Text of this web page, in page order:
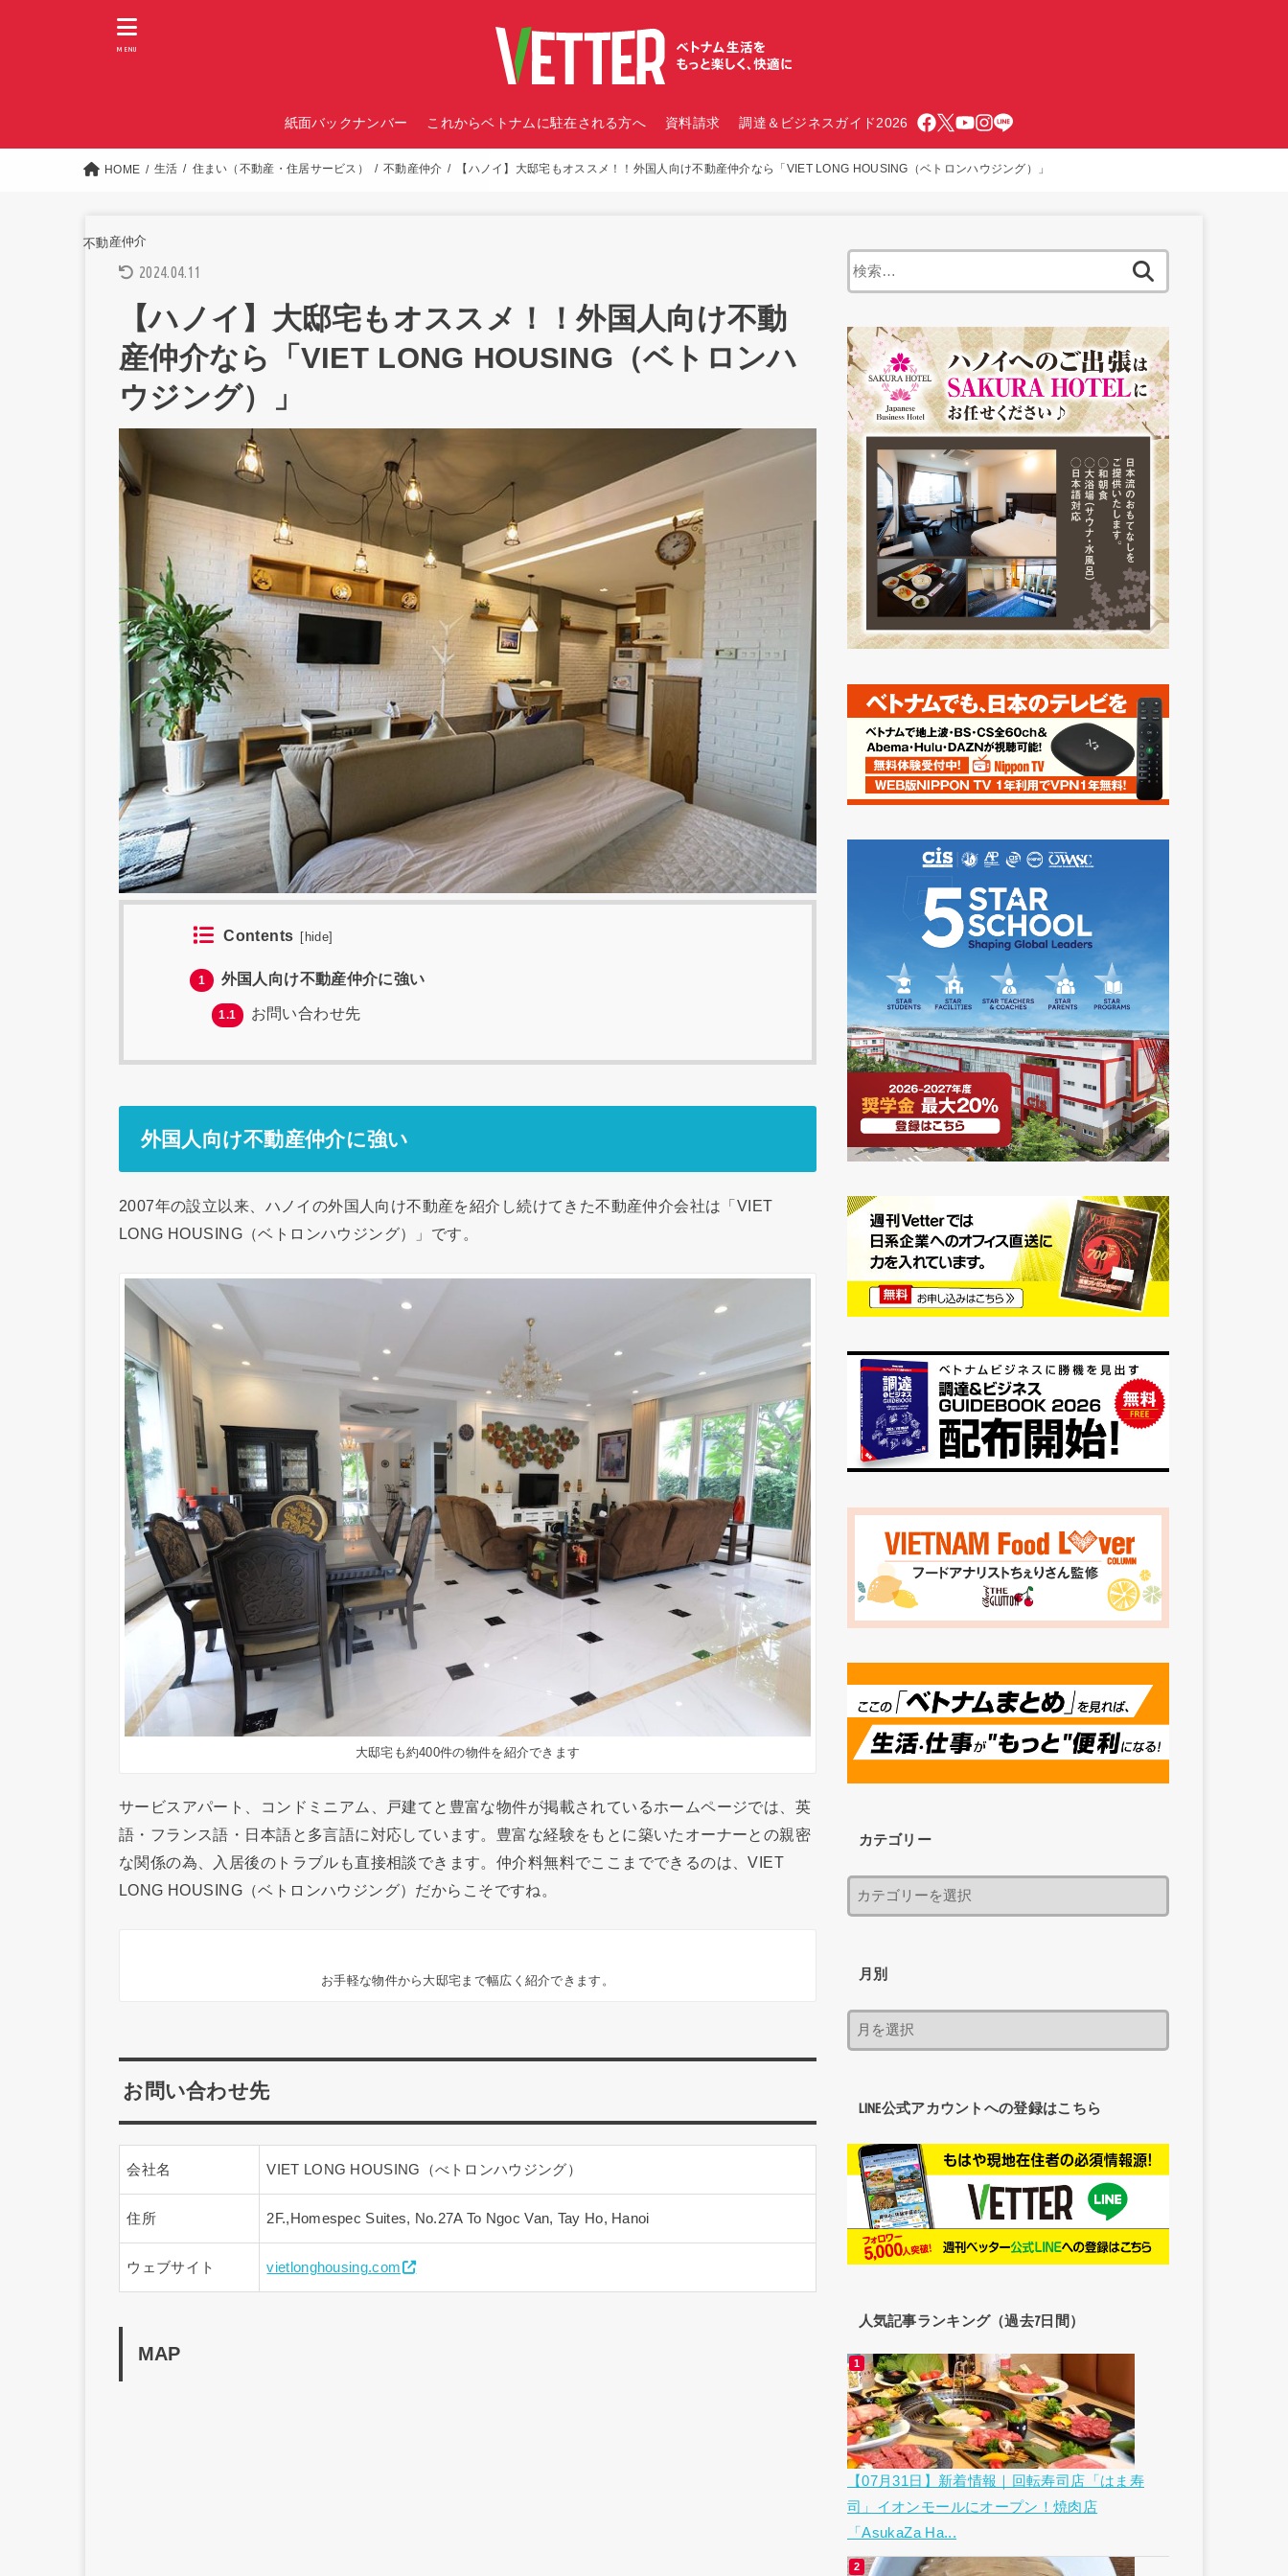
紙面バックナンバー これからベトナムに駐在される方へ 資料請求 調達＆ビジネスガイド2026
MENU
HOME 生活 住まい（不動産・住居サービス） 不動産仲介 【ハノイ】大邸宅もオススメ！！外国人向け不動産仲介なら「VIET LONG HOUSING（ベトロンハウジング）」
不動産仲介
2024.04.11
【ハノイ】大邸宅もオススメ！！外国人向け不動
産仲介なら「VIET LONG HOUSING（ベトロンハ
ウジング）」
Contents hide
1 外国人向け不動産仲介に強い
1.1 お問い合わせ先
外国人向け不動産仲介に強い
2007年の設立以来、ハノイの外国人向け不動産を紹介し続けてきた不動産仲介会社は「VIET
LONG HOUSING（ベトロンハウジング）」です。
大邸宅も約400件の物件を紹介できます
サービスアパート、コンドミニアム、戸建てと豊富な物件が掲載されているホームページでは、英
語・フランス語・日本語と多言語に対応しています。豊富な経験をもとに築いたオーナーとの親密
な関係の為、入居後のトラブルも直接相談できます。仲介料無料でここまでできるのは、VIET
LONG HOUSING（ベトロンハウジング）だからこそですね。
お手軽な物件から大邸宅まで幅広く紹介できます。
お問い合わせ先
会社名 VIET LONG HOUSING（べトロンハウジング）
住所 2F.,Homespec Suites, No.27A To Ngoc Van, Tay Ho, Hanoi
ウェブサイト vietlonghousing.com
MAP
カテゴリー
月別
LINE公式アカウントへの登録はこちら
人気記事ランキング（過去7日間）
【07月31日】新着情報｜回転寿司店「はま寿
司」イオンモールにオープン！焼肉店
「AsukaZa Ha...